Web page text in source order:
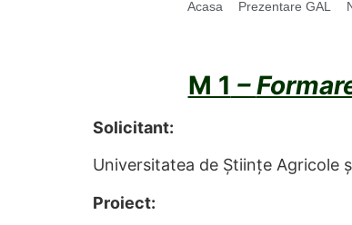
Acasa Prezentare GAL
M 1 –
Solicitant:
Universitatea de Științe Agricole
Proiect: